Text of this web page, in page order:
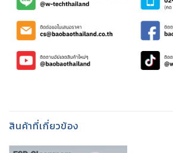
สินค้าที่เกี่ยวข้อง